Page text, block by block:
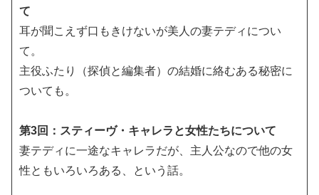
て
耳が聞こえず口もきけないが美人の妻テディについ
て。
主役ふたり（探偵と編集者）の結婚に絡むある秘密に
ついても。
第3回：スティーヴ・キャレラと女性たちについて
妻テディに一途なキャレラだが、主人公なので他の女
性ともいろいろある、という話。